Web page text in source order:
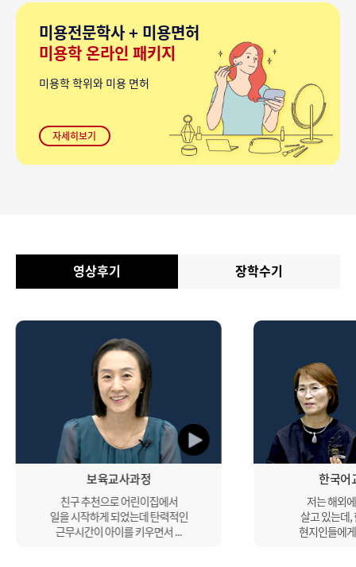
미용전문학사 + 미용면허
미용학 온라인 패키지
미용학 학위와 미용 면허
자세히보기
영상후기 장학수기
보육교사과정
친구 추천으로 어린이집에서
일을 시작하게 되었는데 탄력적인
근무시간이 아이를 키우면서 ...
한국어
저는 해외
살고 있는데,
현지인들에